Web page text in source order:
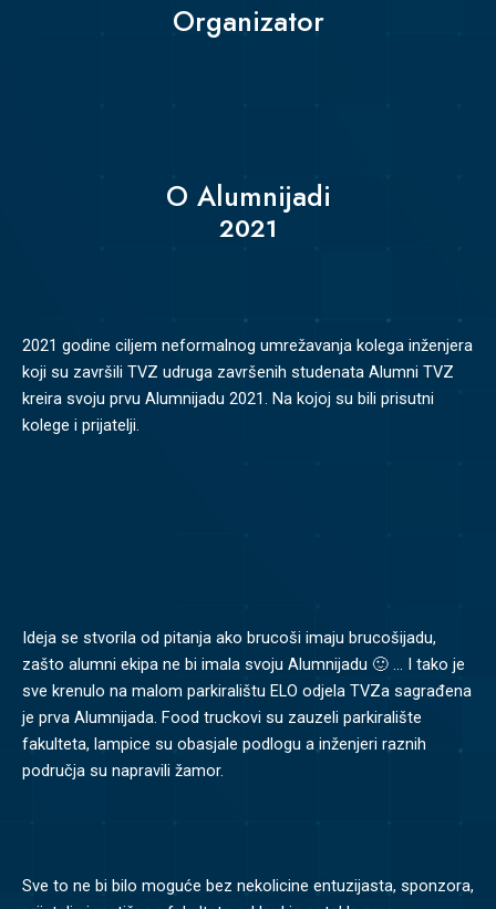
Organizator
O Alumnijadi
2021
2021 godine ciljem neformalnog umrežavanja kolega inženjera
koji su završili TVZ udruga završenih studenata Alumni TVZ
kreira svoju prvu Alumnijadu 2021. Na kojoj su bili prisutni
kolege i prijatelji.
Ideja se stvorila od pitanja ako brucoši imaju brucošijadu,
zašto alumni ekipa ne bi imala svoju Alumnijadu 🙂 … I tako je
sve krenulo na malom parkiralištu ELO odjela TVZa sagrađena
je prva Alumnijada. Food truckovi su zauzeli parkiralište
fakulteta, lampice su obasjale podlogu a inženjeri raznih
područja su napravili žamor.
Sve to ne bi bilo moguće bez nekolicine entuzijasta, sponzora,